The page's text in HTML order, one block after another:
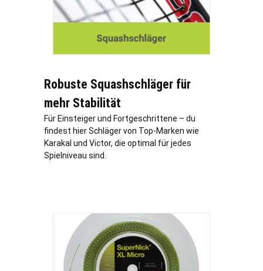
Robuste Squashschläger für
mehr Stabilität
Für Einsteiger und Fortgeschrittene – du
findest hier Schläger von Top-Marken wie
Karakal und Victor, die optimal für jedes
Spielniveau sind.